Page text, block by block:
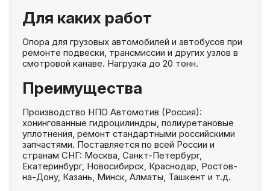
Для каких работ
Опора для грузовых автомобилей и автобусов при
ремонте подвески, трансмиссии и других узлов в
смотровой канаве. Нагрузка до 20 тонн.
Преимущества
Производство НПО Автомотив (Россия):
хонингованные гидроцилиндры, полиуретановые
уплотнения, ремонт стандартными российскими
запчастями. Поставляется по всей России и
странам СНГ: Москва, Санкт-Петербург,
Екатеринбург, Новосибирск, Краснодар, Ростов-
на-Дону, Казань, Минск, Алматы, Ташкент и т.д.